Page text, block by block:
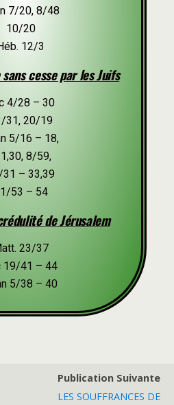
7/20, 8/48
10/20
12/3
cesse par les Juifs
4/28 – 30
31, 20/19
5/16 – 18,
8/59,
– 33,39
53 – 54
de Jérusalem
23/37
19/41 – 44
5/38 – 40
Publication Suivante
LES SOUFFRANCES DE